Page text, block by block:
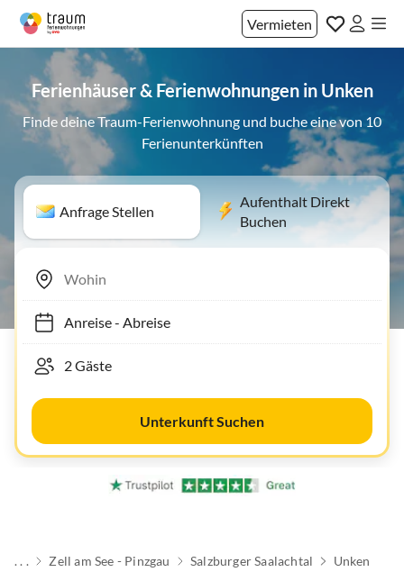
Vermieten
Ferienhäuser & Ferienwohnungen in Unken
Finde deine Traum-Ferienwohnung und buche eine von 10
Ferienunterkünften
Anfrage Stellen
Aufenthalt Direkt
Buchen
Anreise- Abreise
Unterkunft Suchen
. . . Zell am See - Pinzgau Salzburger Saalachtal Unken